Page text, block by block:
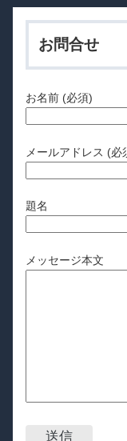
お問合せ
お問合せ
お名前 (必須)
メールアドレス (必
題名
メッセージ本文